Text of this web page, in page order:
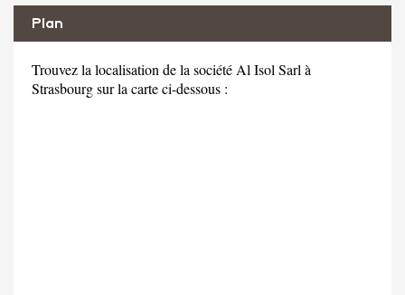
Plan
Trouvez la localisation de la société Al Isol Sarl à
Strasbourg sur la carte ci-dessous :